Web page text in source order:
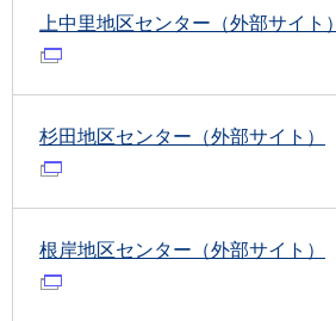
上中里地区センター（外部サイト）
杉田地区センター（外部サイト）
根岸地区センター（外部サイト）